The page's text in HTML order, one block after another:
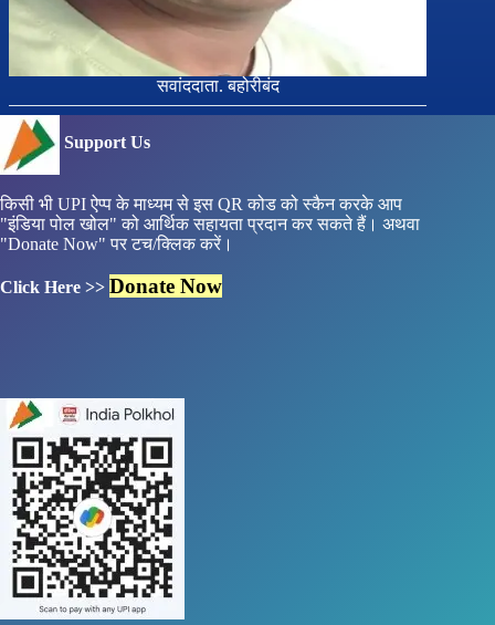
सवांददाता. बहोरीबंद
Support Us
किसी भी UPI ऐप्प के माध्यम से इस QR कोड को स्कैन करके आप
"इंडिया पोल खोल" को आर्थिक सहायता प्रदान कर सकते हैं। अथवा
"Donate Now" पर टच/क्लिक करें।
Click Here >> Donate Now